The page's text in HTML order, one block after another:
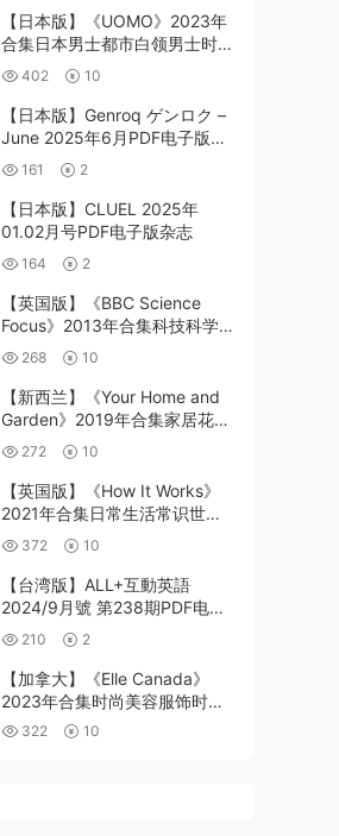
【日本版】《UOMO》2023年
合集日本男士都市白领男士时尚
潮流时装穿搭服饰pdf杂志（年
订阅）
402 10
【日本版】Genroq ゲンロク –
June 2025年6月PDF电子版杂
志 161 2
【日本版】CLUEL 2025年
01.02月号PDF电子版杂志
164 2
【英国版】《BBC Science
Focus》2013年合集科技科学物
理学人类突破地球太空了解读物
pdf杂志（15本）
268 10
【新西兰】《Your Home and
Garden》2019年合集家居花园
室内软装创意设计灵感PDF杂志
（11本）
272 10
【英国版】《How It Works》
2021年合集日常生活常识世界
百科知识动物科学人体医学pdf
图书包（13+24本）
372 10
【台湾版】ALL+互動英語
2024/9月號 第238期PDF电子
版下载阅读
210 2
【加拿大】《Elle Canada》
2023年合集时尚美容服饰时装
设计高清pdf杂志（年订阅）
322 10